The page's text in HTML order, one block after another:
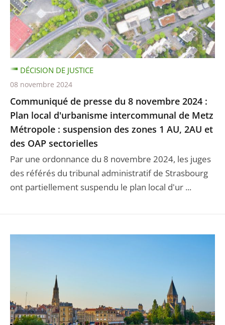
Communiqué de presse du 8 novembre 2024 :
Plan local d'urbanisme intercommunal de Metz
Métropole : suspension des zones 1 AU, 2AU et
des OAP sectorielles
Par une ordonnance du 8 novembre 2024, les juges
des référés du tribunal administratif de Strasbourg
ont partiellement suspendu le plan local d'ur ...
DÉCISION DE JUSTICE
08 novembre 2024